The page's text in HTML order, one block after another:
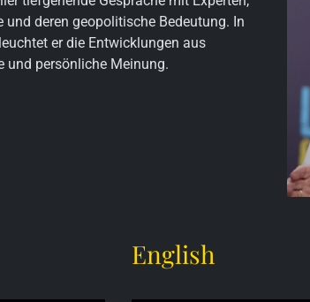
deren geopolitische Bedeutung. In
er die Entwicklungen aus
und persönliche Meinung.
English